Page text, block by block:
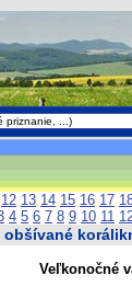
12 13 14 15 16 17
obšívané
Veľkonočné
4 5 6 7 8 9 10 11